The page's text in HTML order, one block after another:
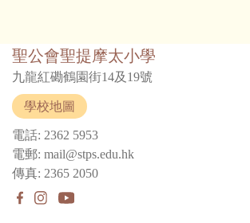
聖公會聖提摩太小學
九龍紅磡鶴園街14及19號
學校地圖
電話: 2362 5953
電郵: mail@stps.edu.hk
傳真: 2365 2050